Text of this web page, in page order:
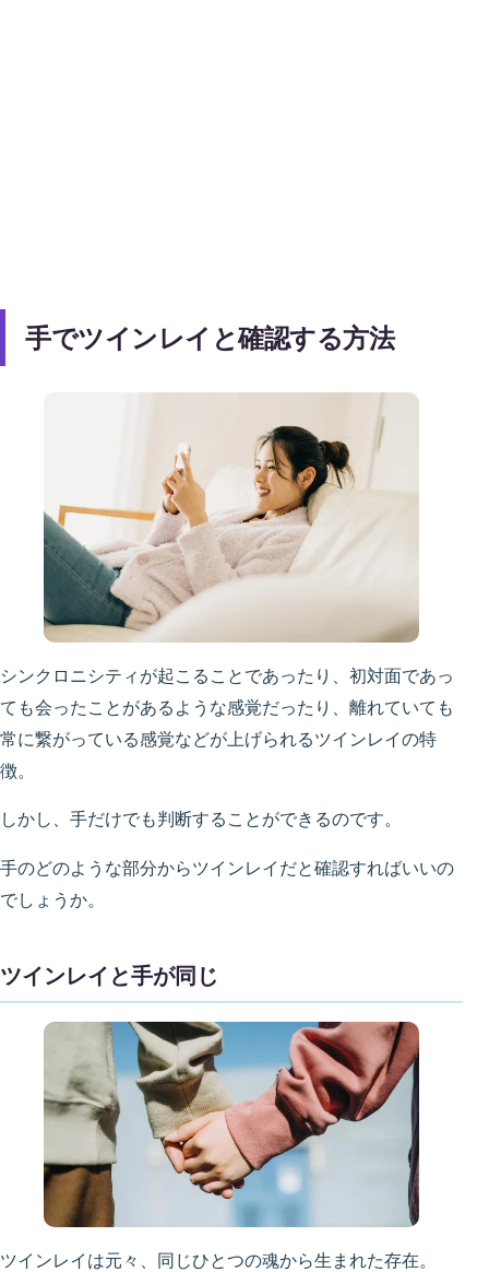
手でツインレイと確認する方法
シンクロニシティが起こることであったり、初対面であっ
ても会ったことがあるような感覚だったり、離れていても
常に繋がっている感覚などが上げられるツインレイの特
徴。
しかし、手だけでも判断することができるのです。
手のどのような部分からツインレイだと確認すればいいの
でしょうか。
ツインレイと手が同じ
ツインレイは元々、同じひとつの魂から生まれた存在。